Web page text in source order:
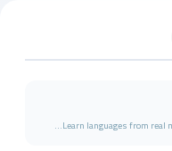
Learn languages from real